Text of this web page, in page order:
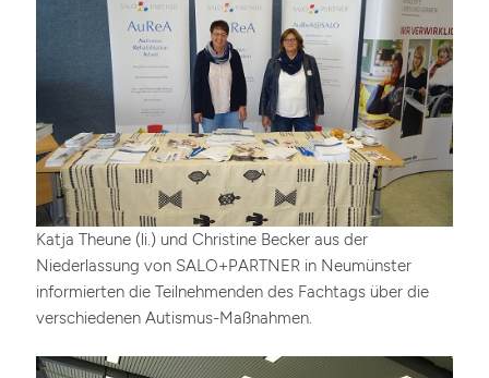
Katja Theune (li.) und Christine Becker aus der
Niederlassung von SALO+PARTNER in Neumünster
informierten die Teilnehmenden des Fachtags über die
verschiedenen Autismus-Maßnahmen.